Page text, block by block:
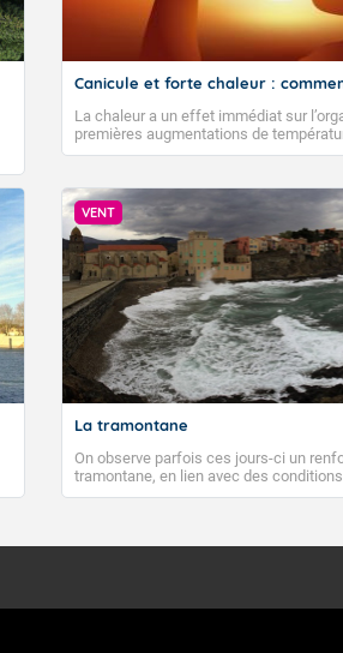
Canicule et forte chaleur :
La chaleur a un effet immédiat sur
premières augmentations de
VENT
La tramontane
On observe parfois ces jours-ci un
tramontane, en lien avec des
de forêt. Mais qu'est-ce que la
à nord-ouest, dans un secteur qui part
monts, en allusion aux régions